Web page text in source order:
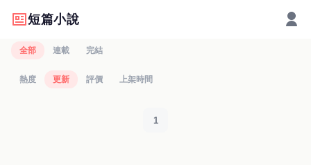
短篇小說
全部 連載 完結
熱度 更新 評價 上架時間
1